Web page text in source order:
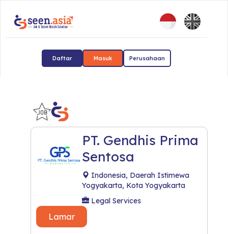
Daftar Masuk Perusahaan
PT. Gendhis Prima
Sentosa
Indonesia, Daerah Istimewa
Yogyakarta, Kota Yogyakarta
Legal Services
Lamar